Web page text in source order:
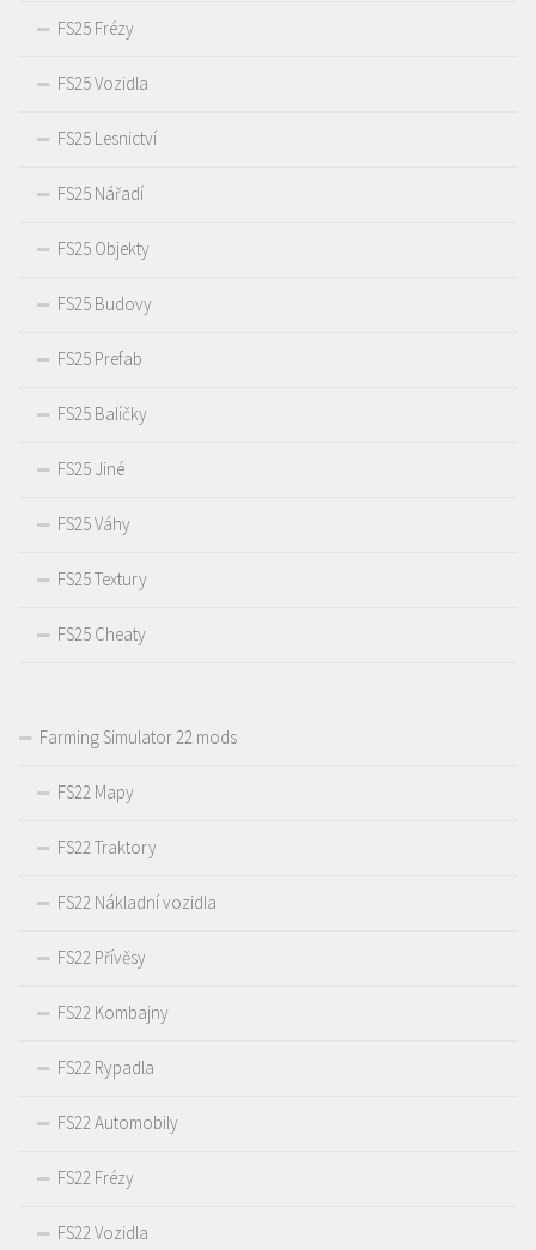
FS25 Frézy
FS25 Vozidla
FS25 Lesnictví
FS25 Nářadí
FS25 Objekty
FS25 Budovy
FS25 Prefab
FS25 Balíčky
FS25 Jiné
FS25 Váhy
FS25 Textury
FS25 Cheaty
Farming Simulator 22 mods
FS22 Mapy
FS22 Traktory
FS22 Nákladní vozidla
FS22 Přívěsy
FS22 Kombajny
FS22 Rypadla
FS22 Automobily
FS22 Frézy
FS22 Vozidla